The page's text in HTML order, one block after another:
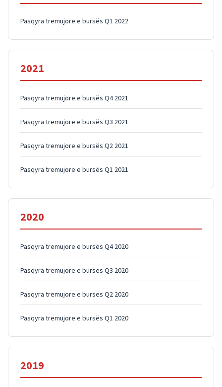
Pasqyra tremujore e bursës Q1 2022
2021
Pasqyra tremujore e bursës Q4 2021
Pasqyra tremujore e bursës Q3 2021
Pasqyra tremujore e bursës Q2 2021
Pasqyra tremujore e bursës Q1 2021
2020
Pasqyra tremujore e bursës Q4 2020
Pasqyra tremujore e bursës Q3 2020
Pasqyra tremujore e bursës Q2 2020
Pasqyra tremujore e bursës Q1 2020
2019